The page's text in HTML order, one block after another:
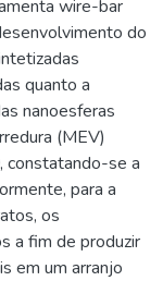
wire-bar
do
quanto a
nanoesferas
(MEV)
constatando-se a
para a
os
a fim de produzir
em um arranjo